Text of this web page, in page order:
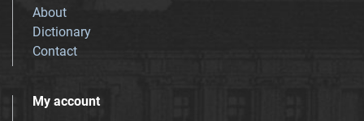
About
Dictionary
Contact
My account